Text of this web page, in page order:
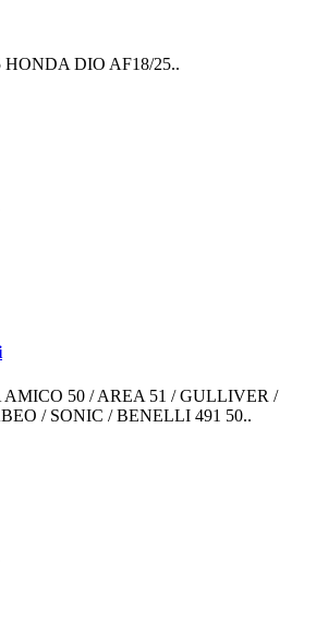
HONDA DIO AF18/25..
AMICO 50 / AREA 51 / GULLIVER /
/ SONIC / BENELLI 491 50..